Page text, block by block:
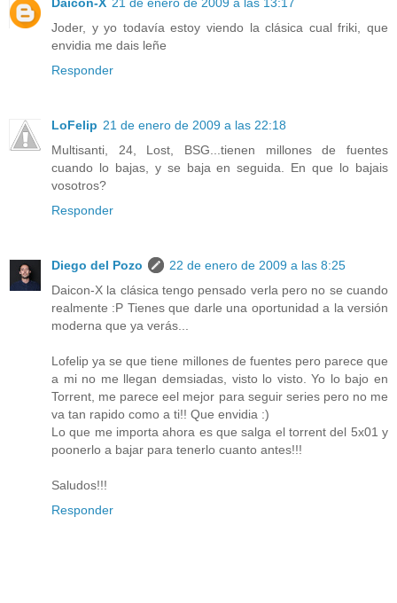
Daicon-X 21 de enero de 2009 a las 13:17
Joder, y yo todavía estoy viendo la clásica cual friki, que
envidia me dais leñe
Responder
LoFelip 21 de enero de 2009 a las 22:18
Multisanti, 24, Lost, BSG...tienen millones de fuentes
cuando lo bajas, y se baja en seguida. En que lo bajais
vosotros?
Responder
Diego del Pozo
22 de enero de 2009 a las 8:25
Daicon-X la clásica tengo pensado verla pero no se cuando
realmente :P Tienes que darle una oportunidad a la versión
moderna que ya verás...
Lofelip ya se que tiene millones de fuentes pero parece que
a mi no me llegan demsiadas, visto lo visto. Yo lo bajo en
Torrent, me parece eel mejor para seguir series pero no me
va tan rapido como a ti!! Que envidia :)
Lo que me importa ahora es que salga el torrent del 5x01 y
poonerlo a bajar para tenerlo cuanto antes!!!
Saludos!!!
Responder